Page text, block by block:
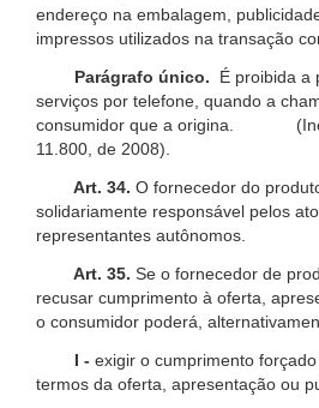
endereço na embalagem,
impressos utilizados na transação
Parágrafo único.
É proibida a
serviços por telefone, quando a
consumidor que a origina.
11.800, de 2008).
Art. 34. O fornecedor do
solidariamente responsável pelos
representantes autônomos.
Art. 35. Se o fornecedor de
recusar cumprimento à oferta,
o consumidor poderá,
I - exigir o cumprimento
termos da oferta, apresentação ou